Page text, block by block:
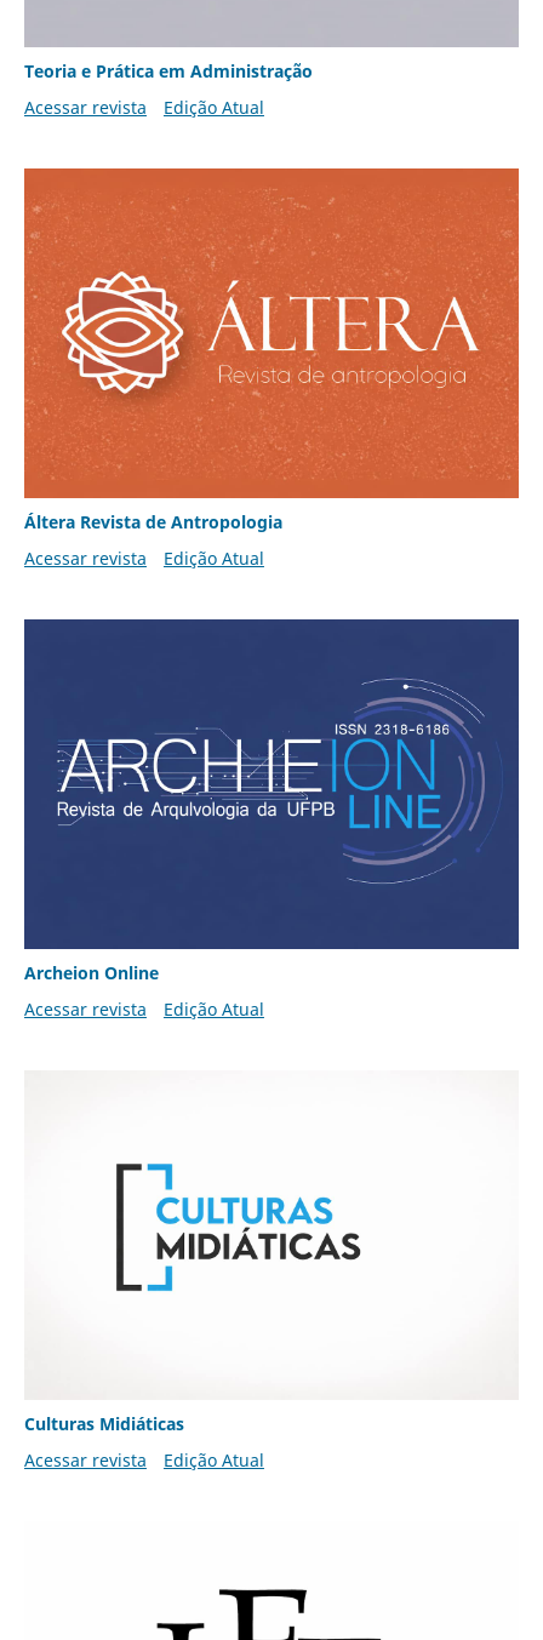
Teoria e Prática em Administração
Acessar revista
Edição Atual
Áltera Revista de Antropologia
Acessar revista
Edição Atual
Archeion Online
Acessar revista
Edição Atual
Culturas Midiáticas
Acessar revista
Edição Atual